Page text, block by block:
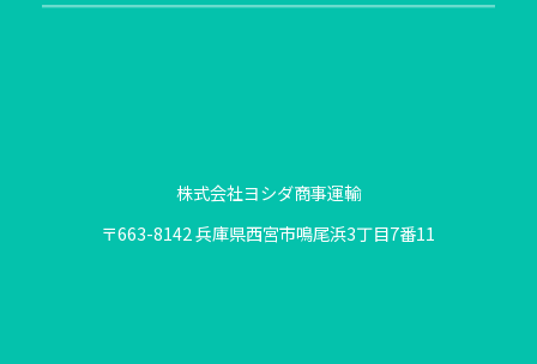
株式会社ヨシダ商事運輸
〒663-8142 兵庫県西宮市鳴尾浜3丁目7番11